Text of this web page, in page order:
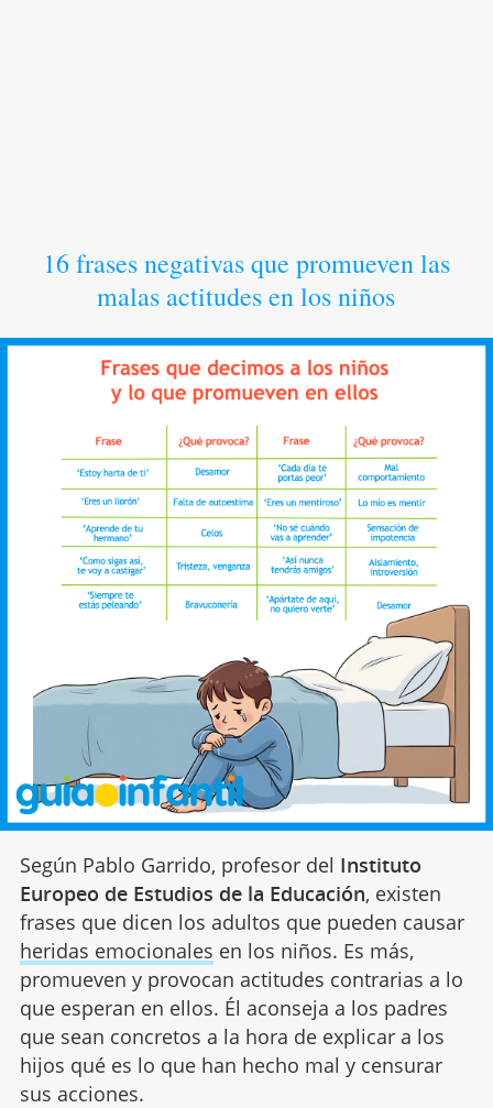
16 frases negativas que promueven las
malas actitudes en los niños
Según Pablo Garrido, profesor del Instituto
Europeo de Estudios de la Educación, existen
frases que dicen los adultos que pueden causar
heridas emocionales en los niños. Es más,
promueven y provocan actitudes contrarias a lo
que esperan en ellos. Él aconseja a los padres
que sean concretos a la hora de explicar a los
hijos qué es lo que han hecho mal y censurar
sus acciones.